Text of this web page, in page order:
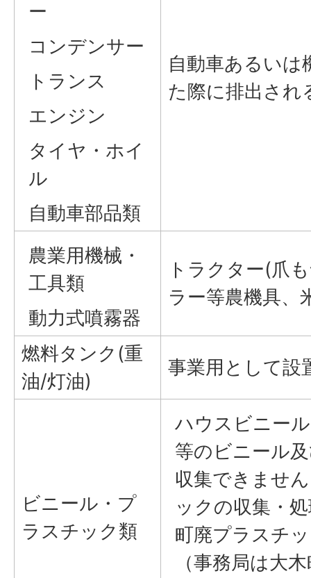
ー
コンデンサー
トランス
エンジン
タイヤ・ホイ
ル
自動車部品類
自動車あるいは
た際に排出され
農業用機械・
工具類
動力式噴霧器
トラクター(爪
ラー等農機具、
燃料タンク(重
油/灯油)
事業用として設
ビニール・プ
ラスチック類
ハウスビニー
等のビニール
収集できませ
ックの収集・
町廃プラスチ
（事務局は大